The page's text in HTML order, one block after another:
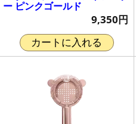
ー ピンクゴールド
9,350円
カートに入れる